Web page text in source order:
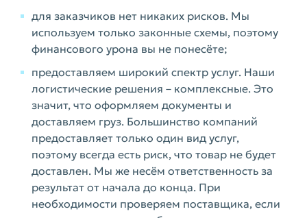
для заказчиков нет никаких рисков. Мы
используем только законные схемы, поэтому
финансового урона вы не понесёте;
предоставляем широкий спектр услуг. Наши
логистические решения – комплексные. Это
значит, что оформляем документы и
доставляем груз. Большинство компаний
предоставляет только один вид услуг,
поэтому всегда есть риск, что товар не будет
доставлен. Мы же несём ответственность за
результат от начала до конца. При
необходимости проверяем поставщика, если